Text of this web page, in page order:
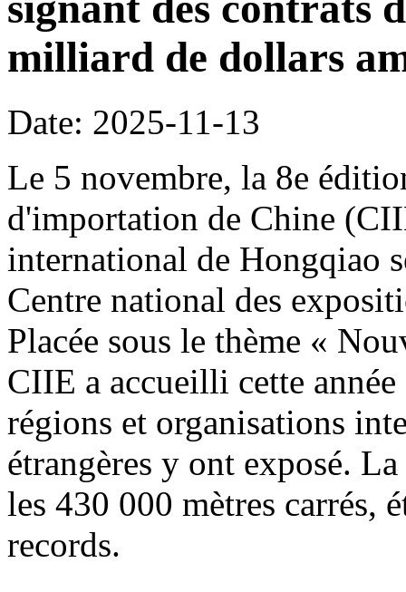
milliard de dollars
Date: 2025-11-13
Le 5 novembre, la 8e
d'importation de Chine
international de Hongqiao
Centre national des
Placée sous le thème «
CIIE a accueilli cette
régions et organisations
étrangères y ont exposé.
les 430 000 mètres carrés,
records.